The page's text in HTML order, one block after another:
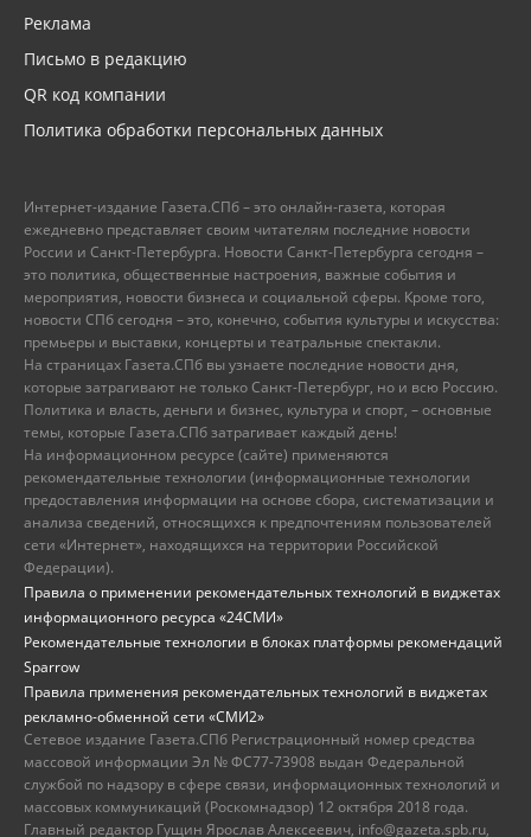
Реклама
Письмо в редакцию
QR код компании
Политика обработки персональных данных
Интернет-издание Газета.СПб – это онлайн-газета, которая
ежедневно представляет своим читателям последние новости
России и Санкт-Петербурга. Новости Санкт-Петербурга сегодня –
это политика, общественные настроения, важные события и
мероприятия, новости бизнеса и социальной сферы. Кроме того,
новости СПб сегодня – это, конечно, события культуры и искусства:
премьеры и выставки, концерты и театральные спектакли.
На страницах Газета.СПб вы узнаете последние новости дня,
которые затрагивают не только Санкт-Петербург, но и всю Россию.
Политика и власть, деньги и бизнес, культура и спорт, – основные
темы, которые Газета.СПб затрагивает каждый день!
На информационном ресурсе (сайте) применяются
рекомендательные технологии (информационные технологии
предоставления информации на основе сбора, систематизации и
анализа сведений, относящихся к предпочтениям пользователей
сети «Интернет», находящихся на территории Российской
Федерации).
Правила о применении рекомендательных технологий в виджетах
информационного ресурса «24СМИ»
Рекомендательные технологии в блоках платформы рекомендаций
Sparrow
Правила применения рекомендательных технологий в виджетах
рекламно-обменной сети «СМИ2»
Сетевое издание Газета.СПб Регистрационный номер средства
массовой информации Эл № ФС77-73908 выдан Федеральной
службой по надзору в сфере связи, информационных технологий и
массовых коммуникаций (Роскомнадзор) 12 октября 2018 года.
Главный редактор Гущин Ярослав Алексеевич, info@gazeta.spb.ru,